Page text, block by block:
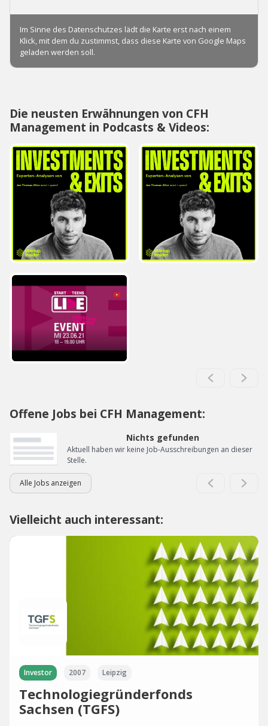
Die neusten Erwähnungen von CFH
Management in Podcasts & Videos:
Offene Jobs bei CFH Management:
Nichts gefunden
Aktuell haben wir keine Job-Ausschreibungen an dieser
Stelle.
Alle Jobs anzeigen
Vielleicht auch interessant:
Investor 2007 Leipzig
Technologiegründerfonds
Sachsen (TGFS)